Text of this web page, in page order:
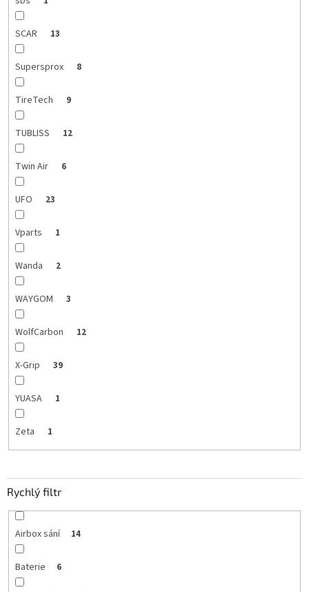
SCAR 13
Supersprox 8
TireTech 9
TUBLISS 12
Twin Air 6
UFO 23
Vparts 1
Wanda 2
WAYGOM 3
WolfCarbon 12
X-Grip 39
YUASA 1
Zeta 1
Rychlý filtr
Airbox sání 14
Baterie 6